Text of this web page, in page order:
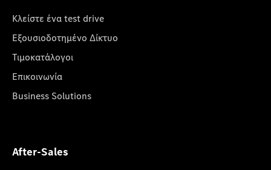
Κλείστε ένα test drive
Εξουσιοδοτημένο Δίκτυο
Τιμοκατάλογοι
Επικοινωνία
Business Solutions
After-Sales